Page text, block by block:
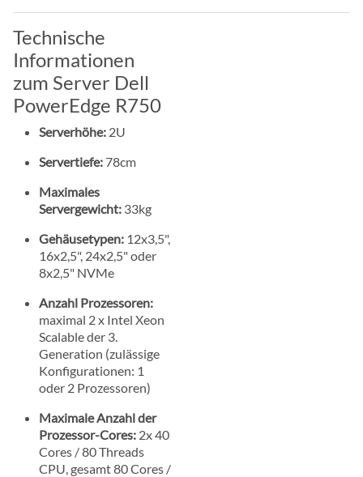
Technische
Informationen
zum Server Dell
PowerEdge R750
Serverhöhe: 2U
Servertiefe: 78cm
Maximales
Servergewicht: 33kg
Gehäusetypen: 12x3,5",
16x2,5", 24x2,5" oder
8x2,5" NVMe
Anzahl Prozessoren:
maximal 2 x Intel Xeon
Scalable der 3.
Generation (zulässige
Konfigurationen: 1
oder 2 Prozessoren)
Maximale Anzahl der
Prozessor-Cores: 2x 40
Cores / 80 Threads
CPU, gesamt 80 Cores /